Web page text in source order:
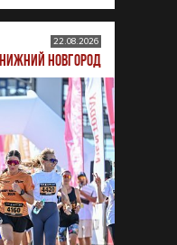
22.08.2026
НИЖНИЙ НОВГОРОД